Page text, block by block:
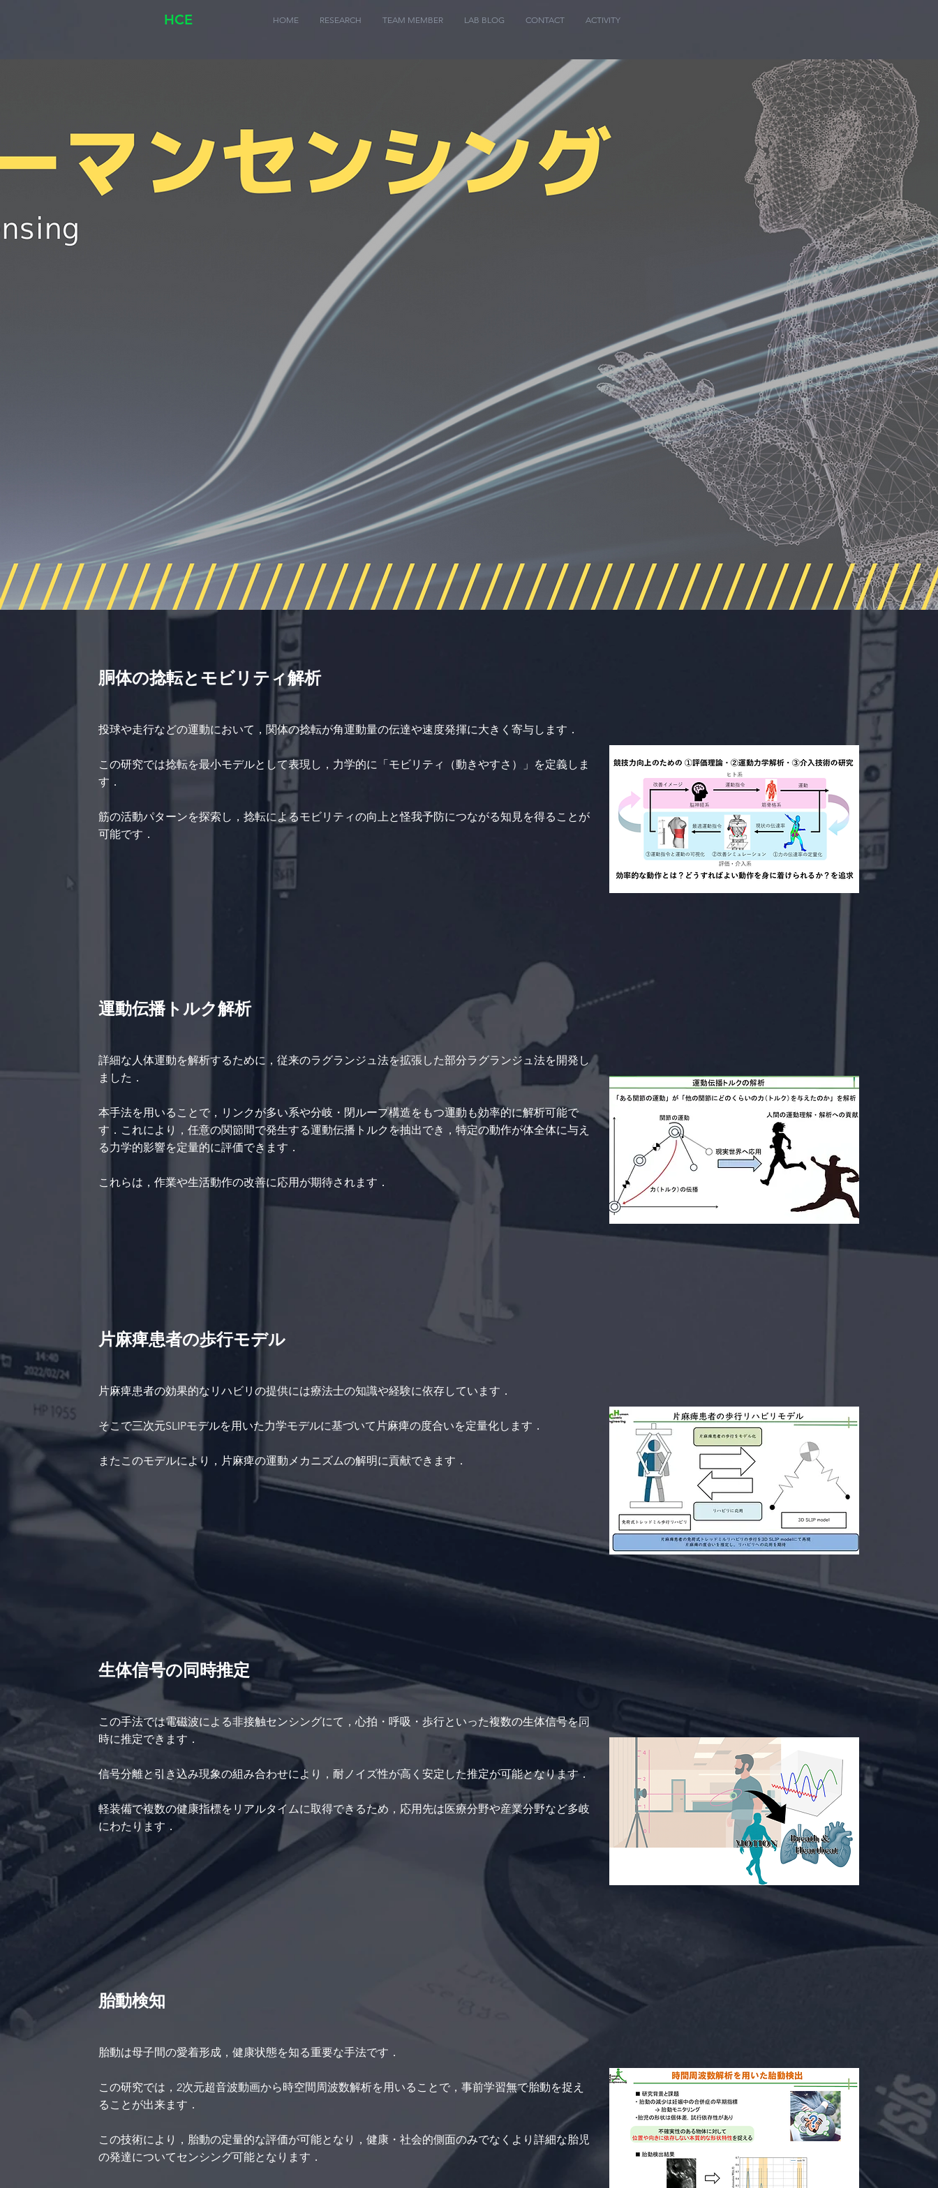
HCE HOME RESEARCH TEAM MEMBER LAB BLOG CONTACT ACTIVITY
胴体の捻転とモビリティ解析
投球や走行などの運動において，関体の捻転が角運動量の伝達や速度発揮に大きく寄与します．
この研究では捻転を最小モデルとして表現し，力学的に「モビリティ（動きやすさ）」を定義しま
す．
筋の活動パターンを探索し，捻転によるモビリティの向上と怪我予防につながる知見を得ることが
可能です．
運動伝播トルク解析
詳細な人体運動を解析するために，従来のラグランジュ法を拡張した部分ラグランジュ法を開発し
ました．
本手法を用いることで，リンクが多い系や分岐・閉ループ構造をもつ運動も効率的に解析可能で
す．これにより，任意の関節間で発生する運動伝播トルクを抽出でき，特定の動作が体全体に与え
る力学的影響を定量的に評価できます．
これらは，作業や生活動作の改善に応用が期待されます．
片麻痺患者の歩行モデル
片麻痺患者の効果的なリハビリの提供には療法士の知識や経験に依存しています．
そこで三次元SLIPモデルを用いた力学モデルに基づいて片麻痺の度合いを定量化します．
またこのモデルにより，片麻痺の運動メカニズムの解明に貢献できます．
生体信号の同時推定
この手法では電磁波による非接触センシングにて，心拍・呼吸・歩行といった複数の生体信号を同
時に推定できます．
信号分離と引き込み現象の組み合わせにより，耐ノイズ性が高く安定した推定が可能となります．
軽装備で複数の健康指標をリアルタイムに取得できるため，応用先は医療分野や産業分野など多岐
にわたります．
胎動検知
胎動は母子間の愛着形成，健康状態を知る重要な手法です．
この研究では，2次元超音波動画から時空間周波数解析を用いることで，事前学習無で胎動を捉え
ることが出来ます．
この技術により，胎動の定量的な評価が可能となり，健康・社会的側面のみでなくより詳細な胎児
の発達についてセンシング可能となります．